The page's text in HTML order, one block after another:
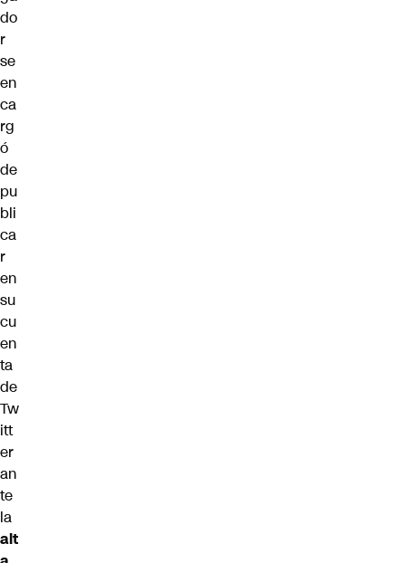
do
r
se
en
ca
rg
ó
de
pu
bli
ca
r
en
su
cu
en
ta
de
Tw
itt
er
an
te
la
alt